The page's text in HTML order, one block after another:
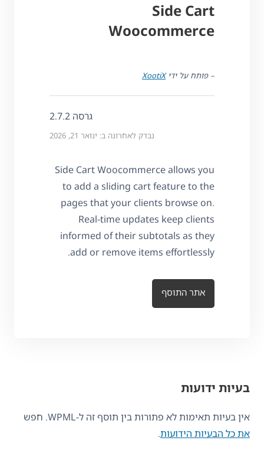
Side Cart
Woocommerce
– פותח על ידיXootiX
גרסה 2.7.2
נבדק לאחרונה ב: ינואר 21, 2026
Side Cart Woocommerce allows you
to add a sliding cart feature to the
pages that your clients browse on.
Real-time updates keep clients
informed of their subtotals as they
add or remove items effortlessly.
אתר התוסף
בעיות ידועות
אין בעיות תאימות לא פתורות בין תוסף זה ל-WPML. חפש
את כל הבעיות הידועות.